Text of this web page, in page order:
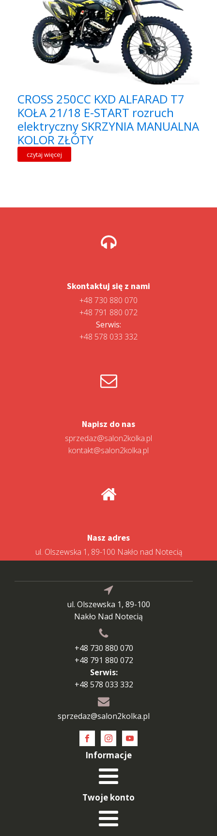
CROSS 250CC KXD ALFARAD T7
KOŁA 21/18 E-START rozruch
elektryczny SKRZYNIA MANUALNA
KOLOR ZŁÓTY
czytaj więcej
Skontaktuj się z nami
+48 730 880 070
+48 791 880 072
Serwis:
+48 578 033 332
Napisz do nas
sprzedaz@salon2kolka.pl
kontakt@salon2kolka.pl
Nasz adres
ul. Olszewska 1, 89-100 Nakło nad Notecią
ul. Olszewska 1, 89-100
Nakło Nad Notecią
+48 730 880 070
+48 791 880 072
Serwis:
+48 578 033 332
sprzedaz@salon2kolka.pl
Informacje
Twoje konto